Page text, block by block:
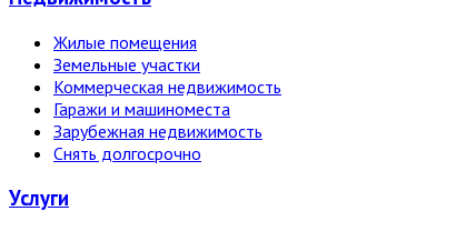
Жилые помещения
Земельные участки
Коммерческая недвижимость
Гаражи и машиноместа
Зарубежная недвижимость
Снять долгосрочно
Услуги